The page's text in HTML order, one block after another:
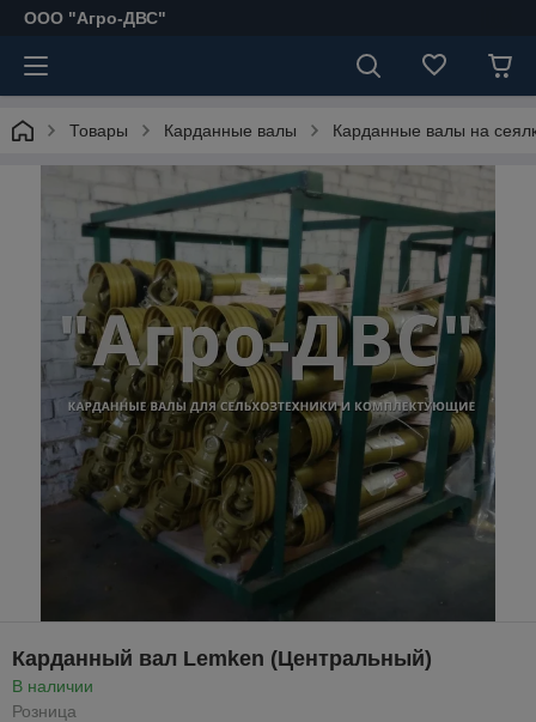
ООО "Агро-ДВС"
Товары Карданные валы Карданные валы на
Карданный вал Lemken (Центральный)
В наличии
Розница